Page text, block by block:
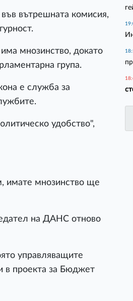
вътрешната комисия,
мнозинство, докато
група.
е служба за
удобство",
имате мнозинство ще
на ДАНС отново
управляващите
в проекта за Бюджет